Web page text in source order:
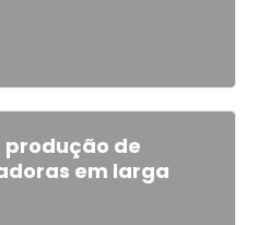
de
em larga